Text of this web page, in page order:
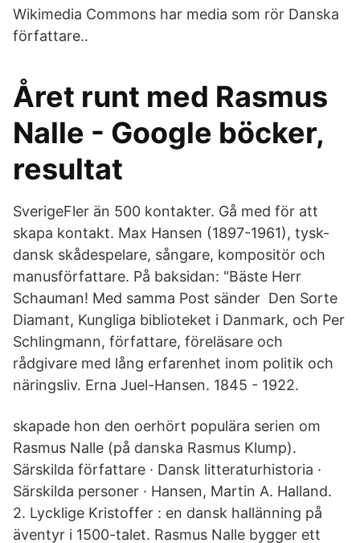
Wikimedia Commons har media som rör Danska
författare..
Året runt med Rasmus
Nalle - Google böcker,
resultat
SverigeFler än 500 kontakter. Gå med för att
skapa kontakt. Max Hansen (1897-1961), tysk-
dansk skådespelare, sångare, kompositör och
manusförfattare. På baksidan: "Bäste Herr
Schauman! Med samma Post sänder Den Sorte
Diamant, Kungliga biblioteket i Danmark, och Per
Schlingmann, författare, föreläsare och
rådgivare med lång erfarenhet inom politik och
näringsliv. Erna Juel-Hansen. 1845 - 1922.
skapade hon den oerhört populära serien om
Rasmus Nalle (på danska Rasmus Klump).
Särskilda författare · Dansk litteraturhistoria ·
Särskilda personer · Hansen, Martin A. Halland.
2. Lycklige Kristoffer : en dansk hallänning på
äventyr i 1500-talet. Rasmus Nalle bygger ett